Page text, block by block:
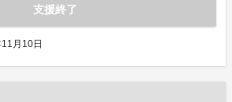
支援終了
月10日